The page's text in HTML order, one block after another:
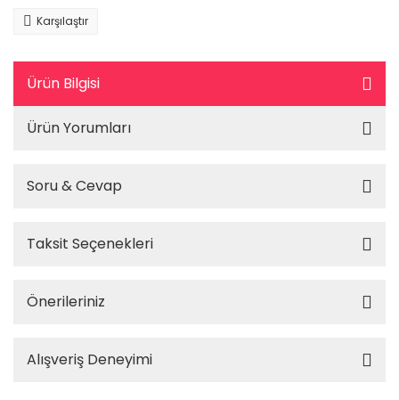
Karşılaştır
Ürün Bilgisi
Ürün Yorumları
Soru & Cevap
Taksit Seçenekleri
Önerileriniz
Alışveriş Deneyimi